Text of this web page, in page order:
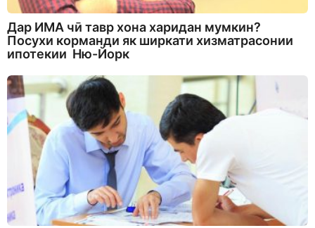
Дар ИМА чӣ тавр хона харидан мумкин?
Посухи корманди як ширкати хизматрасонии
ипотекии Ню-Йорк